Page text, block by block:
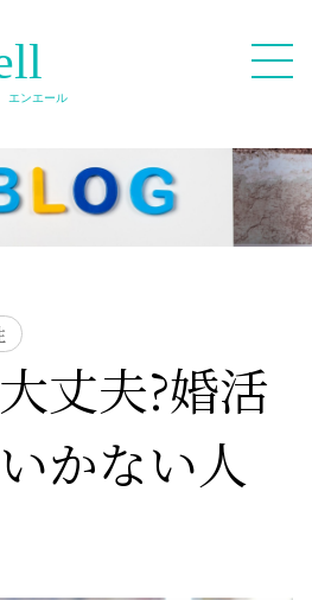
2380
HOME丈夫?婚活
かない人